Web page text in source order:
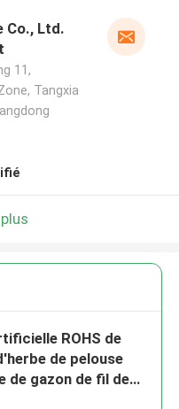
Co., Ltd.
11,
Tangxia
ROHS de
de pelouse
de gazon de fil de